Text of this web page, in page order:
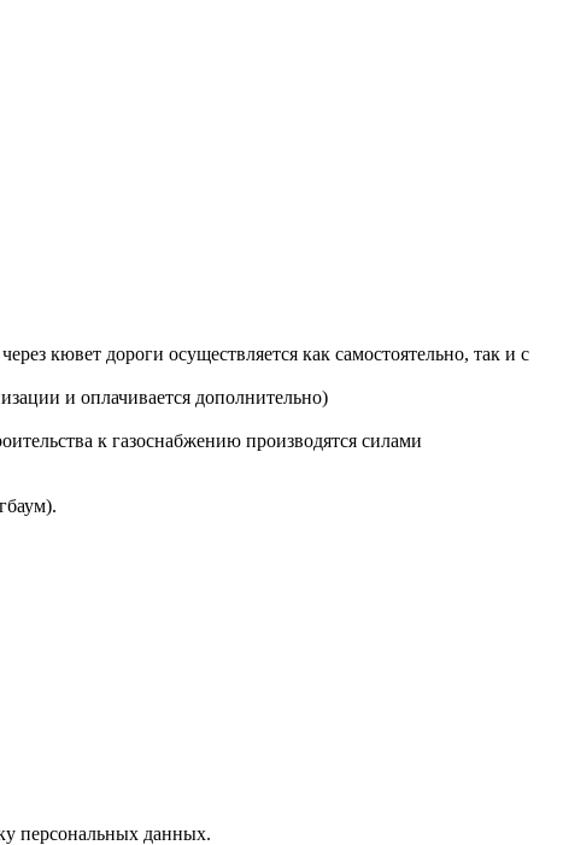
кювет дороги осуществляется как самостоятельно, так и с
и оплачивается дополнительно)
к газоснабжению производятся силами
персональных данных.